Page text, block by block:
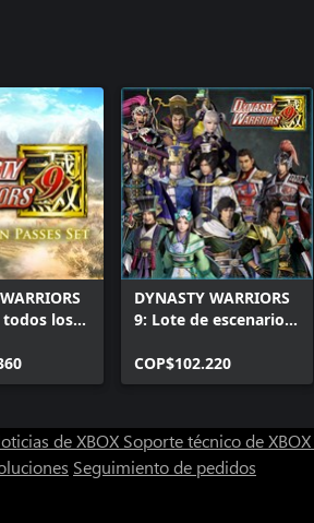
todos los
DYNASTY WARRIORS
9: Lote de escenarios
COP$102.220
de XBOX Soporte técnico de XBOX
Seguimiento de pedidos